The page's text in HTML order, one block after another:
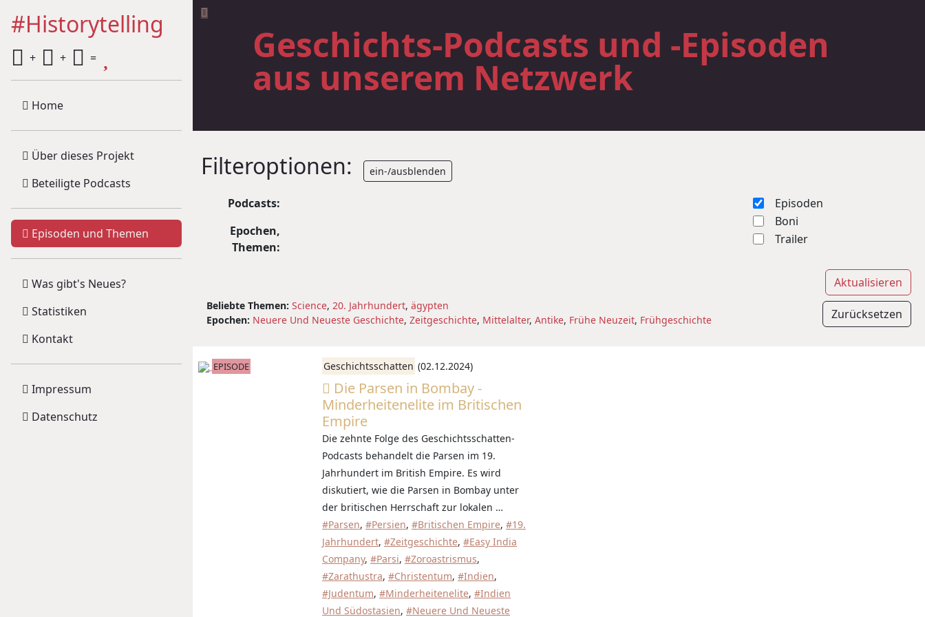
#Historytelling
+ + =
Home
Über dieses Projekt
Beteiligte Podcasts
Episoden und Themen
Was gibt's Neues?
Statistiken
Kontakt
Impressum
Datenschutz
Geschichts-Podcasts und -Episoden
aus unserem Netzwerk
Filteroptionen: ein-/ausblenden
Podcasts:
Epochen,
Themen:
Episoden
Boni
Trailer
Beliebte Themen: Science, 20. Jahrhundert, ägypten
Epochen: Neuere Und Neueste Geschichte, Zeitgeschichte, Mittelalter, Antike, Frühe Neuzeit, Frühgeschichte
Aktualisieren
Zurücksetzen
EPISODE Geschichtsschatten (02.12.2024)
Die Parsen in Bombay -
Minderheitenelite im Britischen
Empire
Die zehnte Folge des Geschichtsschatten-
Podcasts behandelt die Parsen im 19.
Jahrhundert im British Empire. Es wird
diskutiert, wie die Parsen in Bombay unter
der britischen Herrschaft zur lokalen …
#Parsen, #Persien, #Britischen Empire, #19.
Jahrhundert, #Zeitgeschichte, #Easy India
Company, #Parsi, #Zoroastrismus,
#Zarathustra, #Christentum, #Indien,
#Judentum, #Minderheitenelite, #Indien
Und Südostasien, #Neuere Und Neueste